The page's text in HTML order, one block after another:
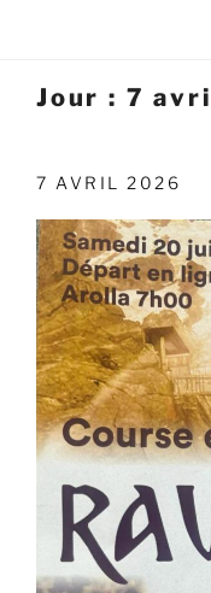
Jour : 7
PUBLIÉ
7 AVRIL 2026